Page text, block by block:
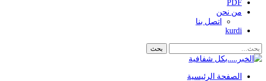
PDF
من نحن
اتصل بنا
kurdi
الصفحة الرئيسية